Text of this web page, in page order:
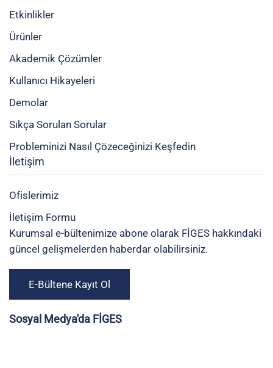
Etkinlikler
Ürünler
Akademik Çözümler
Kullanıcı Hikayeleri
Demolar
Sıkça Sorulan Sorular
Probleminizi Nasıl Çözeceğinizi Keşfedin
İletişim
Ofislerimiz
İletişim Formu
Kurumsal e-bültenimize abone olarak FİGES hakkındaki
güncel gelişmelerden haberdar olabilirsiniz.
E-Bültene Kayıt Ol
Sosyal Medya'da FİGES